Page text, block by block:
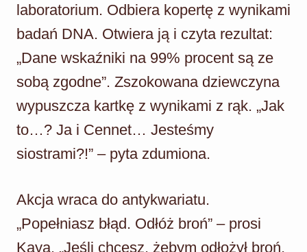
laboratorium. Odbiera kopertę z wynikami
badań DNA. Otwiera ją i czyta rezultat:
„Dane wskaźniki na 99% procent są ze
sobą zgodne”. Zszokowana dziewczyna
wypuszcza kartkę z wynikami z rąk. „Jak
to…? Ja i Cennet… Jesteśmy
siostrami?!” – pyta zdumiona.
Akcja wraca do antykwariatu.
„Popełniasz błąd. Odłóż broń” – prosi
Kaya. „Jeśli chcesz, żebym odłożył broń,